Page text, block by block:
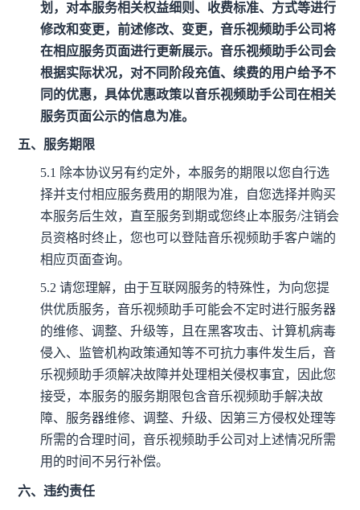
划，对本服务相关权益细则、收费标准、方式等进行
修改和变更，前述修改、变更，音乐视频助手公司将
在相应服务页面进行更新展示。音乐视频助手公司会
根据实际状况，对不同阶段充值、续费的用户给予不
同的优惠，具体优惠政策以音乐视频助手公司在相关
服务页面公示的信息为准。
五、服务期限
5.1 除本协议另有约定外，本服务的期限以您自行选
择并支付相应服务费用的期限为准，自您选择并购买
本服务后生效，直至服务到期或您终止本服务/注销会
员资格时终止，您也可以登陆音乐视频助手客户端的
相应页面查询。
5.2请您理解，由于互联网服务的特殊性，为向您提
供优质服务，音乐视频助手可能会不定时进行服务器
的维修、调整、升级等，且在黑客攻击、计算机病毒
侵入、监管机构政策通知等不可抗力事件发生后，音
乐视频助手须解决故障并处理相关侵权事宜，因此您
接受，本服务的服务期限包含音乐视频助手解决故
障、服务器维修、调整、升级、因第三方侵权处理等
所需的合理时间，音乐视频助手公司对上述情况所需
用的时间不另行补偿。
六、违约责任